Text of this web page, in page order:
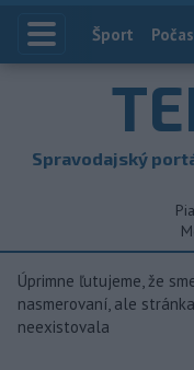
Index
Šport
Spravodajský
Úprimne ľutujeme, že
nasmerovaní, ale
neexistovala